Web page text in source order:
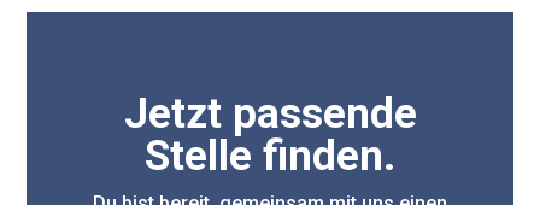
Jetzt passende
Stelle finden.